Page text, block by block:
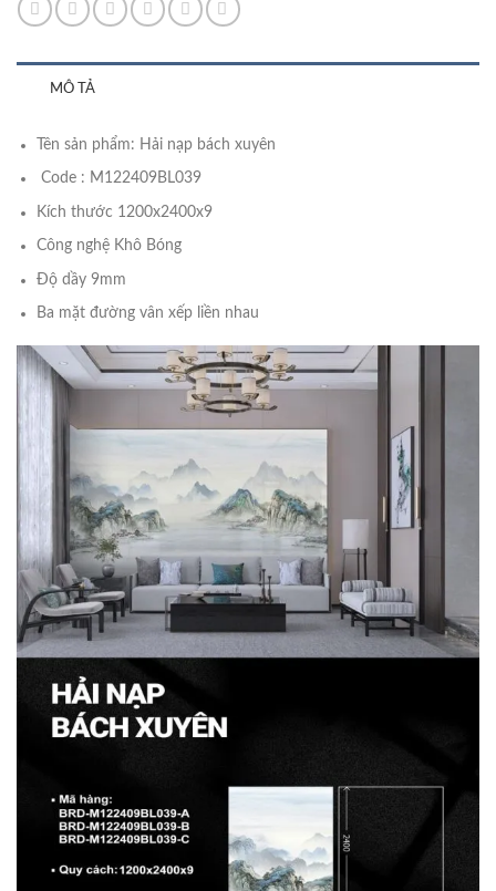
MÔ TẢ
Tên sản phẩm: Hải nạp bách xuyên
Code : M122409BL039
Kích thước 1200x2400x9
Công nghệ Khô Bóng
Độ dầy 9mm
Ba mặt đường vân xếp liền nhau